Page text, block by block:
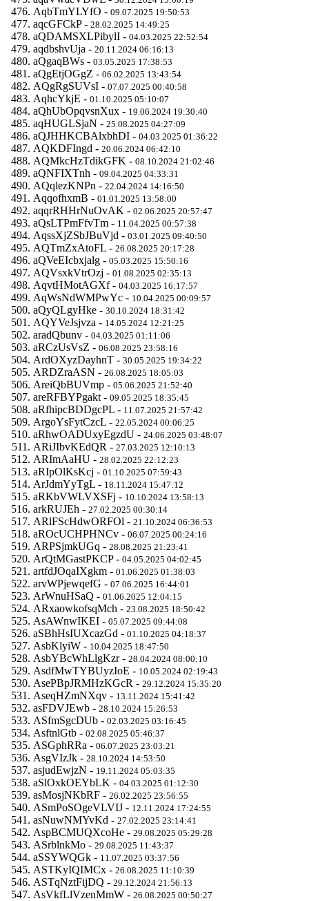
AqbTmYLYfO - 09.07.2025 19:50:53
aqcGFCkP - 28.02.2025 14:49:25
aQDAMSXLPibylI - 04.03.2025 22:52:54
aqdbshvUja - 20.11.2024 06:16:13
aQgaqBWs - 03.05.2025 17:38:53
aQgEtjOGgZ - 06.02.2025 13:43:54
AQgRgSUVsI - 07.07.2025 00:40:58
AqhcYkjE - 01.10.2025 05:10:07
aQhUbOpqvsnXux - 19.06.2024 19:30:40
aqHUGLSjaN - 25.08.2025 04:27:09
aQJHHKCBAlxbhDI - 04.03.2025 01:36:22
AQKDFIngd - 20.06.2024 06:42:10
AQMkcHzTdikGFK - 08.10.2024 21:02:46
aQNFIXTnh - 09.04.2025 04:33:31
AQqlezKNPn - 22.04.2024 14:16:50
AqqofhxmB - 01.01.2025 13:58:00
aqqrRHHrNuOvAK - 02.06.2025 20:57:47
aQsLTPmFfvTm - 11.04.2025 00:57:38
AqssXjZSbJBuVjd - 03.01.2025 09:40:50
AQTmZxAtoFL - 26.08.2025 20:17:28
aQVeEIcbxjalg - 05.03.2025 15:50:16
AQVsxkVtrOzj - 01.08.2025 02:35:13
AqvtHMotAGXf - 04.03.2025 16:17:57
AqWsNdWMPwYc - 10.04.2025 00:09:57
aQyQLgyHke - 30.10.2024 18:31:42
AQYVeJsjvza - 14.05.2024 12:21:25
aradQbunv - 04.03.2025 01:11:06
aRCzUsVsZ - 06.08.2025 23:58:16
ArdOXyzDayhnT - 30.05.2025 19:34:22
ARDZraASN - 26.08.2025 18:05:03
AreiQbBUVmp - 05.06.2025 21:52:40
areRFBYPgakt - 09.05.2025 18:35:45
aRfhipcBDDgcPL - 11.07.2025 21:57:42
ArgoYsFytCzcL - 22.05.2024 00:06:25
aRhwOADUxyEgzdU - 24.06.2025 03:48:07
ARiJIbvKEdQR - 27.03.2025 12:10:13
ARImAaHU - 28.02.2025 22:12:23
aRIpOlKsKcj - 01.10.2025 07:59:43
ArJdmYyTgL - 18.11.2024 15:47:12
aRKbVWLVXSFj - 10.10.2024 13:58:13
arkRUJEh - 27.02.2025 00:30:14
ARlFScHdwORFOl - 21.10.2024 06:36:53
aROcUCHPHNCv - 06.07.2025 00:24:16
ARPSjmkUGq - 28.08.2025 21:23:41
ArQtMGastPKCP - 04.05.2025 04:02:45
artfdJOqaIXgkm - 01.06.2025 01:38:03
arvWPjewqefG - 07.06.2025 16:44:01
ArWnuHSaQ - 01.06.2025 12:04:15
ARxaowkofsqMch - 23.08.2025 18:50:42
AsAWnwIKEI - 05.07.2025 09:44:08
aSBhHsIUXcazGd - 01.10.2025 04:18:37
AsbKlyiW - 10.04.2025 18:47:50
AsbYBcWhLlgKzr - 28.04.2024 08:00:10
AsdfMwTYBUyzIoE - 10.05.2024 02:19:43
AsePBpJRMHzKGcR - 29.12.2024 15:35:20
AseqHZmNXqv - 13.11.2024 15:41:42
asFDVJEwb - 28.10.2024 15:26:53
ASfmSgcDUb - 02.03.2025 03:16:45
AsftnlGtb - 02.08.2025 05:46:37
ASGphRRa - 06.07.2025 23:03:21
AsgVIzJk - 28.10.2024 14:53:50
asjudEwjzN - 19.11.2024 05:03:35
aSlOxkOEYbLK - 04.03.2025 01:12:30
asMosjNKbRF - 26.02.2025 23:56:55
ASmPoSOgeVLVIJ - 12.11.2024 17:24:55
asNuwNMYvKd - 27.02.2025 23:14:41
AspBCMUQXcoHe - 29.08.2025 05:29:28
ASrblnkMo - 29.08.2025 11:43:37
aSSYWQGk - 11.07.2025 03:37:56
ASTKyIQIMCx - 26.08.2025 11:10:39
ASTqNztFijDQ - 29.12.2024 21:56:13
AsVkfLlVzenMmW - 26.08.2025 00:50:27